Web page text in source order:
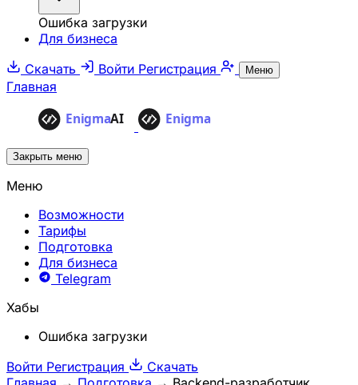
Ошибка загрузки
Для бизнеса
Скачать
Войти Регистрация Меню
Главная
Закрыть меню
Меню
Возможности
Тарифы
Подготовка
Для бизнеса
Telegram
Хабы
Ошибка загрузки
Войти Регистрация
Скачать